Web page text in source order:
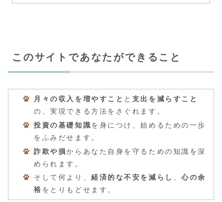
このサイトであなたができること
月々の収入を増やすこと と 支出を減らすこと
の、実現できる方法をさぐれます。
投資の基礎知識を身につけ、始めるための一歩
をふみだせます。
詐欺や損からあなた自身を守るための知識を深
められます。
そして何より、経済的な不安を減らし 、心の余
裕 をとりもどせます。